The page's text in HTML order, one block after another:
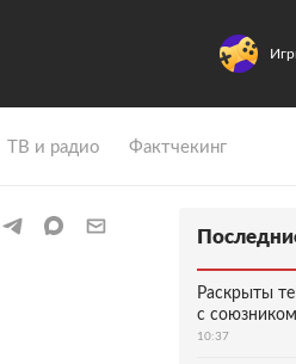
ТВ и радио Фактчекинг
Раскрыты
с
10:37